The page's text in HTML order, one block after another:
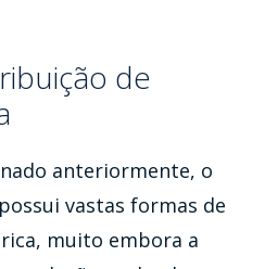
de
anteriormente, o
vastas formas de
muito embora a